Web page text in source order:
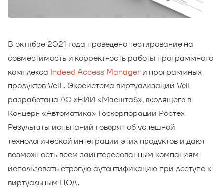
В октябре 2021 года проведено тестирование на
совместимость и корректность работы программного
комплекса Indeed Access Manager и программных
продуктов VeiL. Экосистема виртуализации VeiL
разработана АО «НИИ «Масштаб», входящего в
Концерн «Автоматика» Госкорпорации Ростех.
Результаты испытаний говорят об успешной
технологической интеграции этих продуктов и дают
возможность всем заинтересованным компаниям
использовать строгую аутентификацию при доступе к
виртуальным ЦОД.